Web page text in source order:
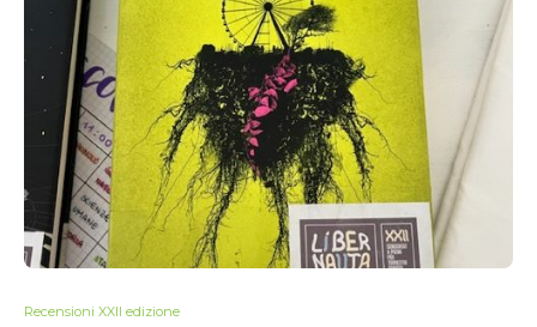
Recensioni XXII edizione